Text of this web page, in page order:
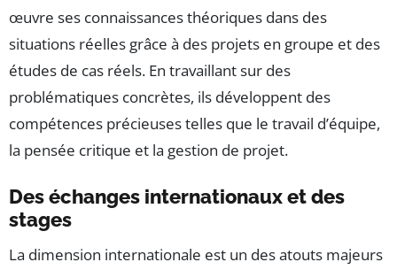
œuvre ses connaissances théoriques dans des
situations réelles grâce à des projets en groupe et des
études de cas réels. En travaillant sur des
problématiques concrètes, ils développent des
compétences précieuses telles que le travail d’équipe,
la pensée critique et la gestion de projet.
Des échanges internationaux et des
stages
La dimension internationale est un des atouts majeurs